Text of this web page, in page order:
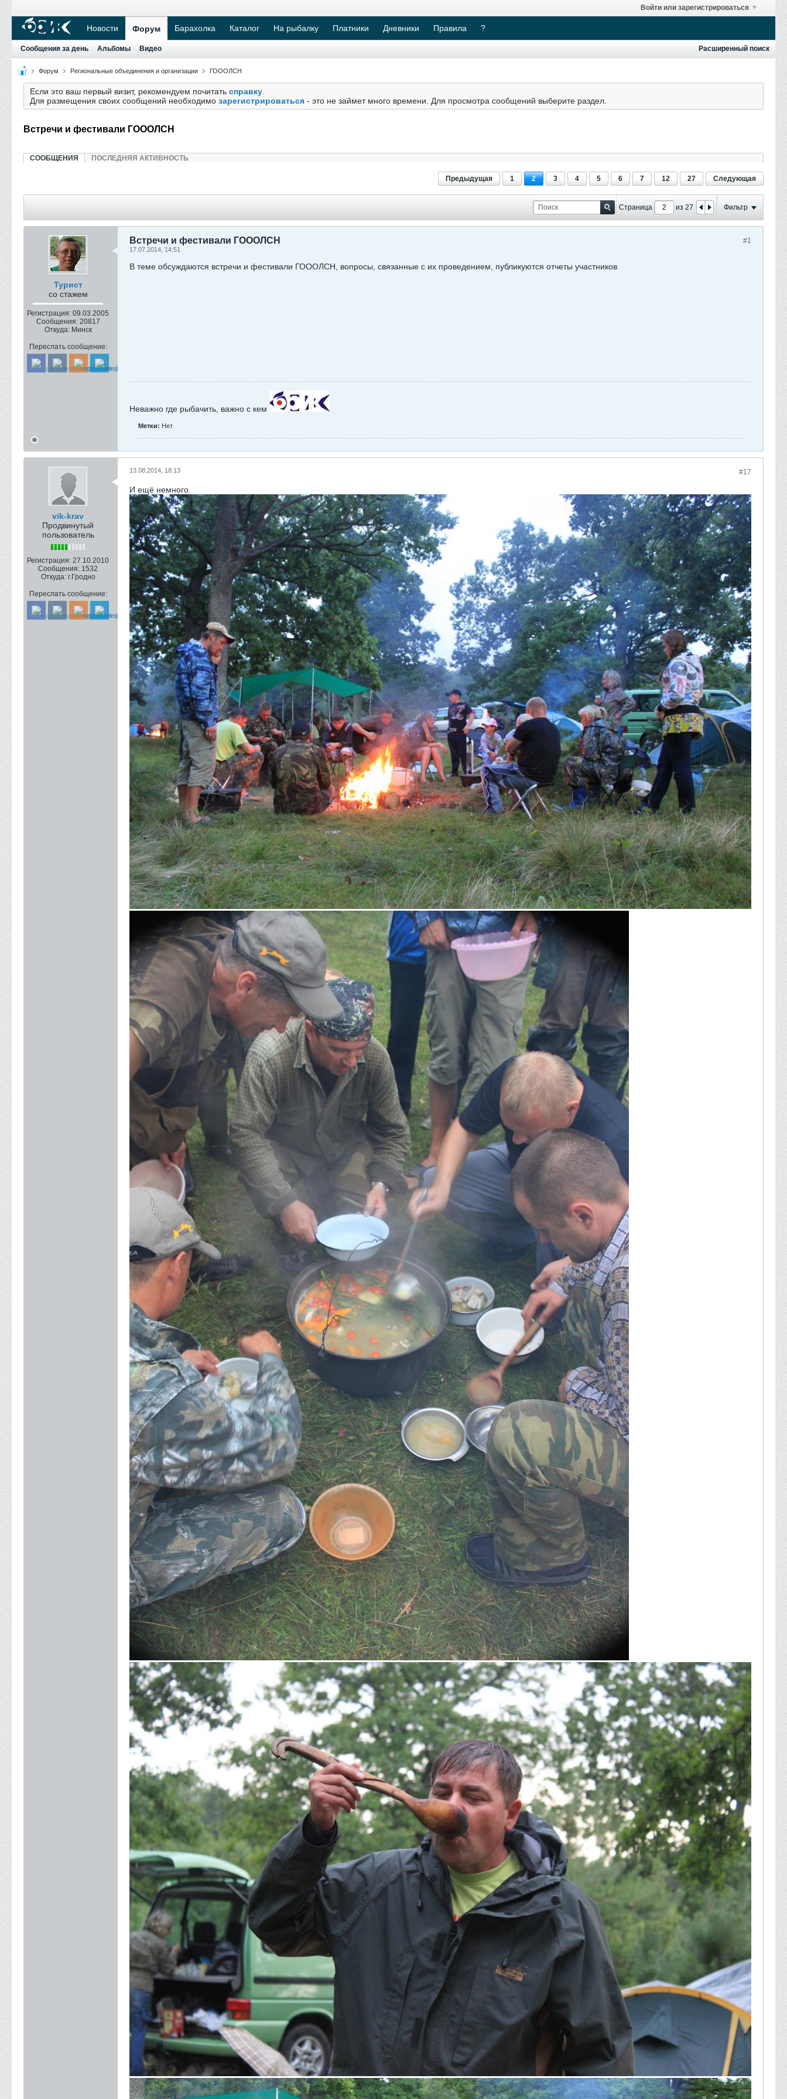
Войти или зарегистрироваться
Новости Форум Барахолка Каталог На рыбалку Платники Дневники Правила ?
Сообщения за день Альбомы Видео Расширенный поиск
Форум Региональные объединения и организации ГОООЛСН
Если это ваш первый визит, рекомендуем почитать справку
Для размещения своих сообщений необходимо зарегистрироваться - это не займет много времени. Для просмотра сообщений выберите раздел.
Встречи и фестивали ГОООЛСН
СООБЩЕНИЯ ПОСЛЕДНЯЯ АКТИВНОСТЬ
Предыдущая 1 2 3 4 5 6 7 12 27 Следующая
Страница из 27 Фильтр
Турист
со стажем
Регистрация: 09.03.2005
Сообщения: 20817
Откуда: Минск
Переслать сообщение:
#1
Встречи и фестивали ГОООЛСН
17.07.2014, 14:51
В теме обсуждаются встречи и фестивали ГОООЛСН, вопросы, связанные с их проведением, публикуются отчеты участников
Неважно где рыбачить, важно с кем
Метки: Нет
vik-krav
Продвинутый
пользователь
Регистрация: 27.10.2010
Сообщения: 1532
Откуда: г.Гродно
Переслать сообщение:
#17
13.08.2014, 18:13
И ещё немного.